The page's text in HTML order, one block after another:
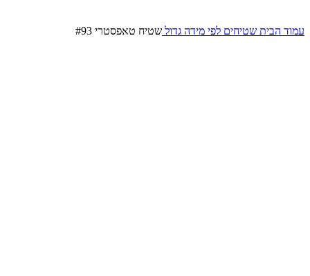
עמוד הבית שטיחים לפי מידה גדול שטיח טאפסטרי #93